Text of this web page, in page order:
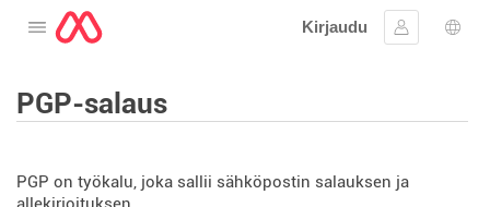
Avaa valikko
Kirjaudu
Kirjaudu
PGP-salaus
PGP on työkalu, joka sallii sähköpostin salauksen ja